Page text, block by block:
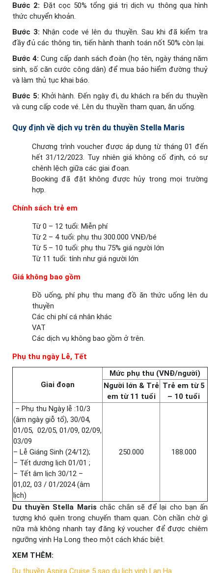
Bước 2: Đặt cọc 50% tổng giá trị dịch vụ thông qua hình
thức chuyển khoản.
Bước 3: Nhận code vé lên du thuyền. Sau khi đã kiểm tra
đầy đủ các thông tin, tiến hành thanh toán nốt 50% còn lại.
Bước 4: Cung cấp danh sách đoàn (họ tên, ngày tháng năm
sinh, số căn cước công dân) để mua bảo hiểm đường thuỷ
và làm thủ tục khai báo.
Bước 5: Khởi hành. Đến ngày đi, du khách ra bến du thuyền
và cung cấp code vé. Lên du thuyền tham quan, ăn uống.
Quy định về dịch vụ trên du thuyền Stella Maris
Chương trình voucher được áp dụng từ tháng 01 đến
hết 31/12/2023. Tuy nhiên giá không cố định, có sự
chênh lệch giữa các giai đoạn.
Booking đã đặt không được hủy trong mọi trường
hợp.
Chính sách trẻ em
Từ 0 – 12 tuổi: Miễn phí
Từ 2 – 4 tuổi: phụ thu 300.000 VNĐ/bé
Từ 5 – 10 tuổi: phụ thu 75% giá người lớn
Từ 11 tuổi: tính như giá người lớn
Giá không bao gồm
Đồ uống, phí phụ thu mang đồ ăn thức uống lên du
thuyền
Các chi phí cá nhân khác
VAT
Các dịch vụ không bao gồm ở trên.
Phụ thu ngày Lễ, Tết
Giai đoạn
Mức phụ thu (VNĐ/người)
Người lớn & Trẻ
em từ 11 tuổi
Trẻ em từ 5
– 10 tuổi
– Phụ thu Ngày lễ :10/3
(âm ngày giỗ tổ), 30/04,
01/05, 02/05, 01/09, 02/09,
03/09
– Lễ Giáng Sinh (24/12);
– Tết dương lịch 01/01 ;
– Tết âm lịch 30/12 –
01,02, 03 / 01/2024 (âm
lịch)
250.000 188.000
Du thuyền Stella Maris chắc chắn sẽ để lại cho bạn ấn
tượng khó quên trong chuyến tham quan. Còn chần chờ gì
nữa mà không nhanh tay đăng ký voucher để được chiêm
ngưỡng vịnh Hạ Long theo một cách khác biệt.
XEM THÊM:
Du thuyền Aspira Cruise 5 sao du lịch vịnh Lan Hạ